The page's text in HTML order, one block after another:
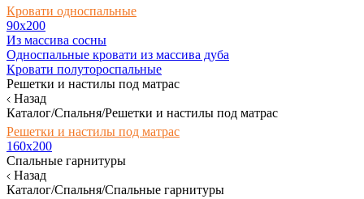
Кровати односпальные
90х200
Из массива сосны
Односпальные кровати из массива дуба
Кровати полутороспальные
Решетки и настилы под матрас
Назад
Каталог/Спальня/Решетки и настилы под матрас
Решетки и настилы под матрас
160х200
Спальные гарнитуры
Назад
Каталог/Спальня/Спальные гарнитуры